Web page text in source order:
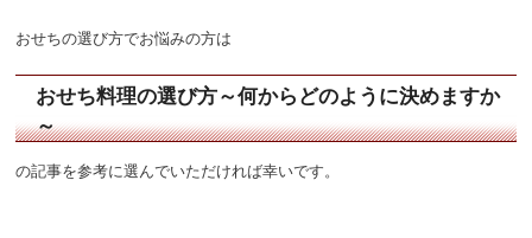
おせちの選び方でお悩みの方は
おせち料理の選び方～何からどのように決めますか
～
の記事を参考に選んでいただければ幸いです。